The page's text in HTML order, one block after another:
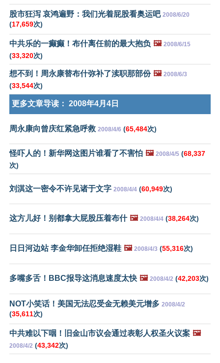
股市狂泻 哀鸿遍野：我们光着屁股看奥运吧 2008/6/20
(17,659次)
中共乐的一癫癫！布什离任前的最大抱负 🖼️ 2008/6/15
(33,320次)
想不到！周永康替布什弥补了渎职那部份 🖼️ 2008/6/3
(33,544次)
更多文章导读： 2008年4月4日
周永康向曾庆红紧急呼救 2008/4/6 (65,484次)
怪吓人的！新华网这图片谁看了不害怕 🖼️ 2008/4/5 (68,337
次)
刘淇这一密令不许见诸于文字 2008/4/4 (60,949次)
这方儿好！别都拿大屁股压着布什 🖼️ 2008/4/4 (38,264次)
日日河边站 李金华卸任拒绝湿鞋 🖼️ 2008/4/3 (55,316次)
多嘴多舌！BBC报导这消息速度太快 🖼️ 2008/4/2 (42,203次)
NOT小笑话！美国无法忍受金无赖美元增多 2008/4/2
(35,611次)
中共难以下咽！旧金山市议会通过表彰人权圣火议案 🖼️
2008/4/2 (43,342次)